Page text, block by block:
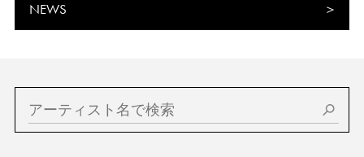
NEWS